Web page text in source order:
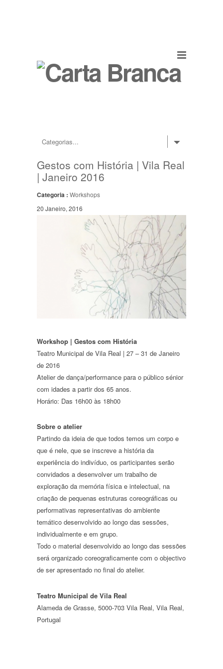
Gestos com História | Vila Real
| Janeiro 2016
Categoria : Workshops
20 Janeiro, 2016
Workshop | Gestos com História
Teatro Municipal de Vila Real | 27 – 31 de Janeiro
de 2016
Atelier de dança/performance para o público sénior
com idades a partir dos 65 anos.
Horário: Das 16h00 às 18h00
Sobre o atelier
Partindo da ideia de que todos temos um corpo e
que é nele, que se inscreve a história da
experiência do indivíduo, os participantes serão
convidados a desenvolver um trabalho de
exploração da memória física e intelectual, na
criação de pequenas estruturas coreográficas ou
performativas representativas do ambiente
temático desenvolvido ao longo das sessões,
individualmente e em grupo.
Todo o material desenvolvido ao longo das sessões
será organizado coreograficamente com o objectivo
de ser apresentado no final do atelier.
Teatro Municipal de Vila Real
Alameda de Grasse, 5000-703 Vila Real, Vila Real,
Portugal